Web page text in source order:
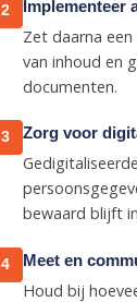
2 Implementeer
Zet daarna
van inhoud en
documenten.
3 Zorg voor
bewaard blijft
4 Meet en
Houd bij